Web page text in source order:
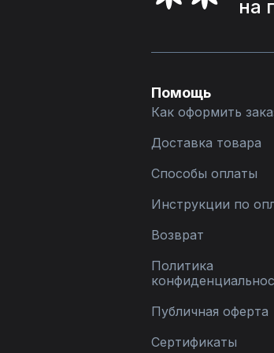
на
Помощь
Как оформить
Доставка товара
Способы оплаты
Инструкции по
Возврат
Политика
Публичная оферта
Сертификаты